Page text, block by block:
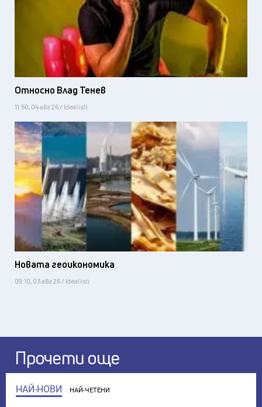
Относно Влад Тенев
11:50, 04 авг 26 / Idealisti
Новата геоикономика
09:10, 03 авг 26 / Idealisti
Прочети още
НАЙ-НОВИ НАЙ-ЧЕТЕНИ